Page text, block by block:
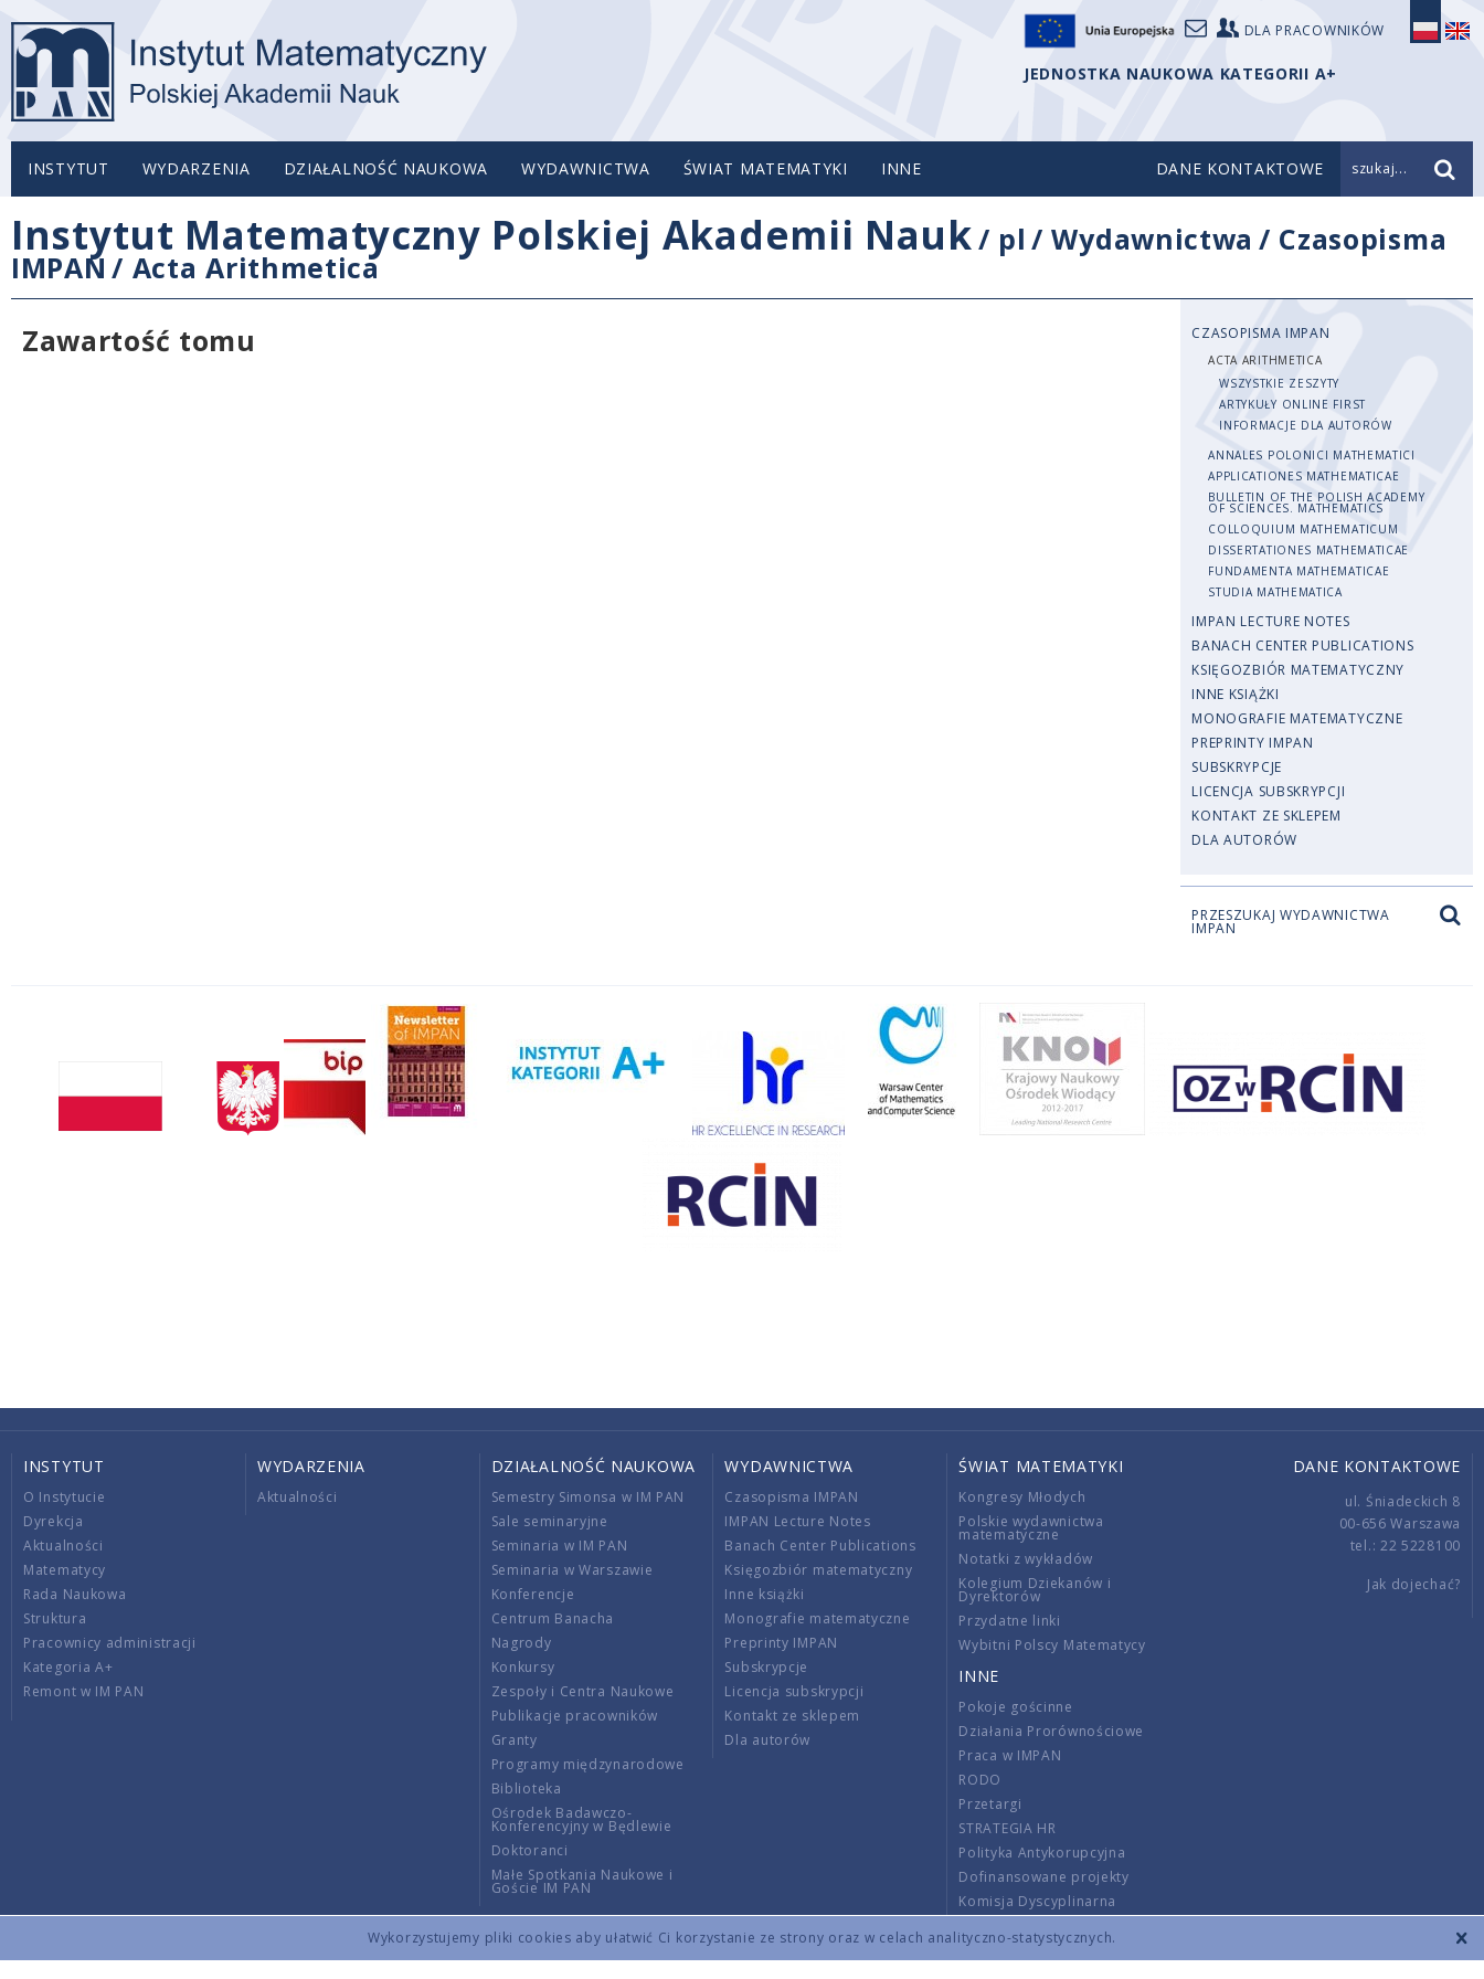
Wykorzystujemy pliki cookies aby ułatwić Ci korzystanie ze strony oraz w celach analityczno-statystycznych.
DLA PRACOWNIKÓW
JEDNOSTKA NAUKOWA KATEGORII A+
INSTYTUT WYDARZENIA DZIAŁALNOŚĆ NAUKOWA WYDAWNICTWA ŚWIAT MATEMATYKI INNE DANE KONTAKTOWE szukaj...
Instytut Matematyczny Polskiej Akademii Nauk/ pl /Wydawnictwa / Czasopisma
IMPAN / Acta Arithmetica
Zawartość tomu
CZASOPISMA IMPAN
ACTA ARITHMETICA
WSZYSTKIE ZESZYTY
ARTYKUŁY ONLINE FIRST
INFORMACJE DLA AUTORÓW
ANNALES POLONICI MATHEMATICI
APPLICATIONES MATHEMATICAE
BULLETIN OF THE POLISH ACADEMY
OF SCIENCES. MATHEMATICS
COLLOQUIUM MATHEMATICUM
DISSERTATIONES MATHEMATICAE
FUNDAMENTA MATHEMATICAE
STUDIA MATHEMATICA
IMPAN LECTURE NOTES
BANACH CENTER PUBLICATIONS
KSIĘGOZBIÓR MATEMATYCZNY
INNE KSIĄŻKI
MONOGRAFIE MATEMATYCZNE
PREPRINTY IMPAN
SUBSKRYPCJE
LICENCJA SUBSKRYPCJI
KONTAKT ZE SKLEPEM
DLA AUTORÓW
PRZESZUKAJ WYDAWNICTWA
IMPAN
INSTYTUT
O Instytucie
Dyrekcja
Aktualności
Matematycy
Rada Naukowa
Struktura
Pracownicy administracji
Kategoria A+
Remont w IM PAN
WYDARZENIA
Aktualności
DZIAŁALNOŚĆ NAUKOWA
Semestry Simonsa w IM PAN
Sale seminaryjne
Seminaria w IM PAN
Seminaria w Warszawie
Konferencje
Centrum Banacha
Nagrody
Konkursy
Zespoły i Centra Naukowe
Publikacje pracowników
Granty
Programy międzynarodowe
Biblioteka
Ośrodek Badawczo-
Konferencyjny w Będlewie
Doktoranci
Małe Spotkania Naukowe i
Goście IM PAN
WYDAWNICTWA
Czasopisma IMPAN
IMPAN Lecture Notes
Banach Center Publications
Księgozbiór matematyczny
Inne książki
Monografie matematyczne
Preprinty IMPAN
Subskrypcje
Licencja subskrypcji
Kontakt ze sklepem
Dla autorów
ŚWIAT MATEMATYKI
Kongresy Młodych
Polskie wydawnictwa
matematyczne
Notatki z wykładów
Kolegium Dziekanów i
Dyrektorów
Przydatne linki
Wybitni Polscy Matematycy
INNE
Pokoje gościnne
Działania Prorównościowe
Praca w IMPAN
RODO
Przetargi
STRATEGIA HR
Polityka Antykorupcyjna
Dofinansowane projekty
Komisja Dyscyplinarna
Wnoszenie opłat
DANE KONTAKTOWE
ul. Śniadeckich 8
00-656 Warszawa
tel.: 22 5228100
Jak dojechać?